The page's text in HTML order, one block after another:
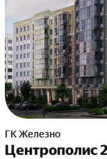
ГК Железно
Центрополис